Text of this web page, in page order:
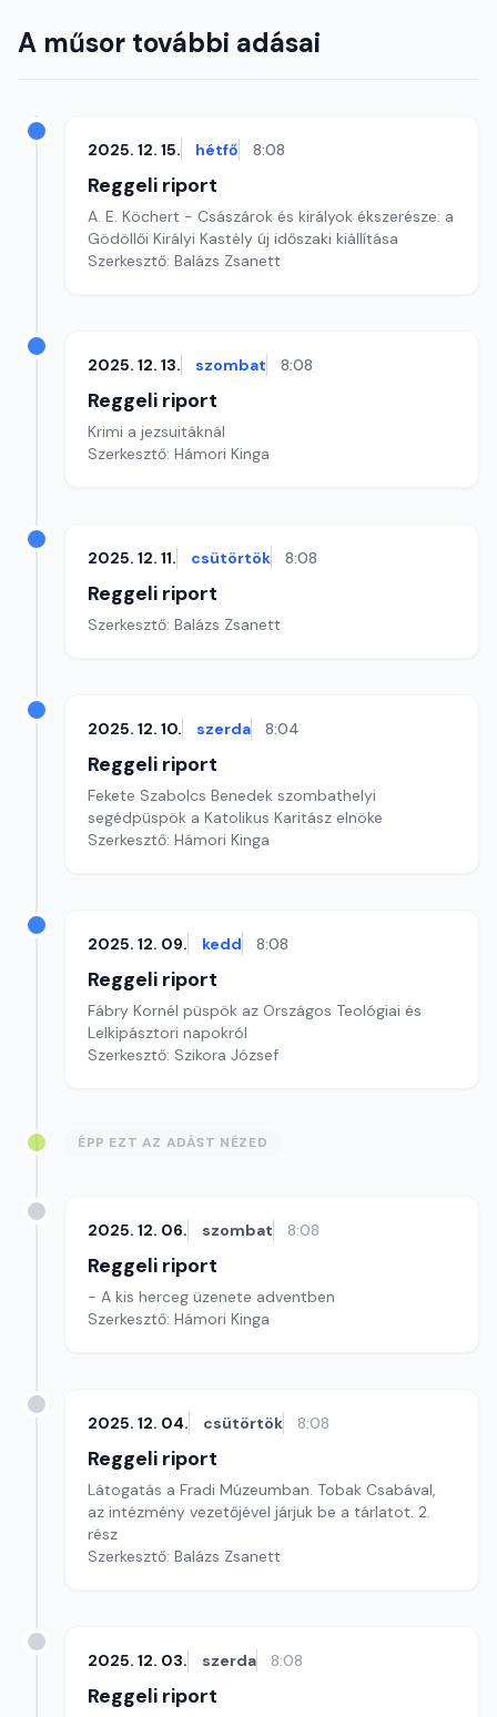
A műsor további adásai
2025. 12. 15. hétfő 8:08
Reggeli riport
A. E. Köchert - Császárok és királyok ékszerésze: a
Gödöllői Királyi Kastély új időszaki kiállítása
Szerkesztő: Balázs Zsanett
2025. 12. 13. szombat 8:08
Reggeli riport
Krimi a jezsuitáknál
Szerkesztő: Hámori Kinga
2025. 12. 11. csütörtök 8:08
Reggeli riport
Szerkesztő: Balázs Zsanett
2025. 12. 10. szerda 8:04
Reggeli riport
Fekete Szabolcs Benedek szombathelyi
segédpüspök a Katolikus Karitász elnöke
Szerkesztő: Hámori Kinga
2025. 12. 09. kedd 8:08
Reggeli riport
Fábry Kornél püspök az Országos Teológiai és
Lelkipásztori napokról
Szerkesztő: Szikora József
ÉPP EZT AZ ADÁST NÉZED
2025. 12. 06. szombat 8:08
Reggeli riport
- A kis herceg üzenete adventben
Szerkesztő: Hámori Kinga
2025. 12. 04. csütörtök 8:08
Reggeli riport
Látogatás a Fradi Múzeumban. Tobak Csabával,
az intézmény vezetőjével járjuk be a tárlatot. 2.
rész
Szerkesztő: Balázs Zsanett
2025. 12. 03. szerda 8:08
Reggeli riport